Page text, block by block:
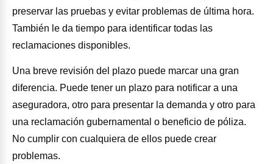
preservar las pruebas y evitar problemas de última hora.
También le da tiempo para identificar todas las
reclamaciones disponibles.
Una breve revisión del plazo puede marcar una gran
diferencia. Puede tener un plazo para notificar a una
aseguradora, otro para presentar la demanda y otro para
una reclamación gubernamental o beneficio de póliza.
No cumplir con cualquiera de ellos puede crear
problemas.